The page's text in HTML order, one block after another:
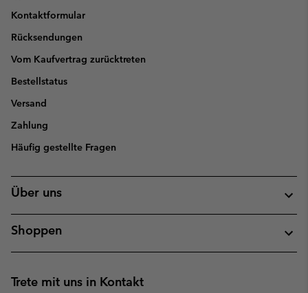
Kontaktformular
Rücksendungen
Vom Kaufvertrag zurücktreten
Bestellstatus
Versand
Zahlung
Häufig gestellte Fragen
Über uns
Shoppen
Trete mit uns in Kontakt